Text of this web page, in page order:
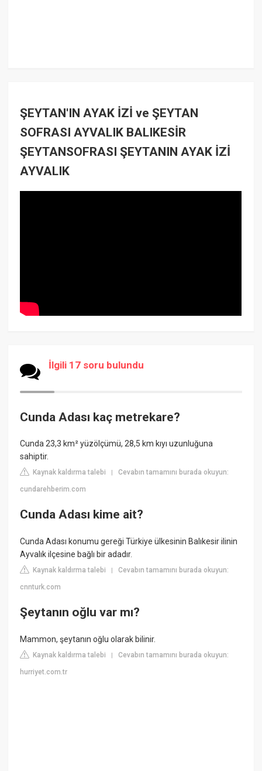
ŞEYTAN'IN AYAK İZİ ve ŞEYTAN
SOFRASI AYVALIK BALIKESİR
ŞEYTANSOFRASI ŞEYTANIN AYAK İZİ
AYVALIK
İlgili 17 soru bulundu
Cunda Adası kaç metrekare?
Cunda 23,3 km² yüzölçümü, 28,5 km kıyı uzunluğuna
sahiptir.
Kaynak kaldırma talebi |Cevabın tamamını burada okuyun:
cundarehberim.com
Cunda Adası kime ait?
Cunda Adası konumu gereği Türkiye ülkesinin Balıkesir ilinin
Ayvalık ilçesine bağlı bir adadır.
Kaynak kaldırma talebi |Cevabın tamamını burada okuyun:
cnnturk.com
Şeytanın oğlu var mı?
Mammon, şeytanın oğlu olarak bilinir.
Kaynak kaldırma talebi |Cevabın tamamını burada okuyun:
hurriyet.com.tr